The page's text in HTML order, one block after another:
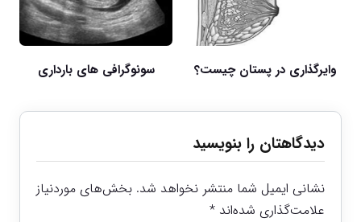
وایرگذاری در پستان چیست؟ سونوگرافی های بارداری
دیدگاهتان را بنویسید
نشانی ایمیل شما منتشر نخواهد شد. بخش‌های موردنیاز
علامت‌گذاری شده‌اند*